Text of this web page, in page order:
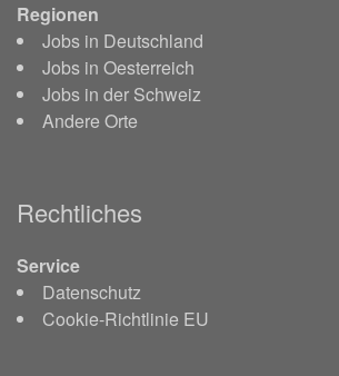
Regionen
Jobs in Deutschland
Jobs in Oesterreich
Jobs in der Schweiz
Andere Orte
Rechtliches
Service
Datenschutz
Cookie-Richtlinie EU